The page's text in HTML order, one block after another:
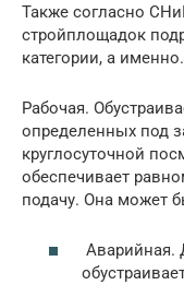
Также согласно
стройплощадок
категории, а
Рабочая.
определенных под
круглосуточной
обеспечивает
подачу. Она может
Аварийная.